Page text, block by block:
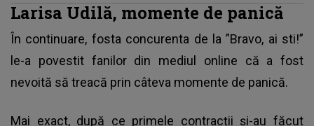
Larisa Udilă, momente de panică
În continuare, fosta concurenta de la ”Bravo, ai sti!”
le-a povestit fanilor din mediul online că a fost
nevoită să treacă prin câteva momente de panică.
Mai exact, după ce primele contracții și-au făcut